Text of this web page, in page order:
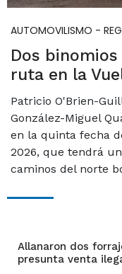
AUTOMOVILISMO -
Dos
ruta en la
Patricio O'Brien-
González-Miguel
en la quinta fecha
2026, que tendrá
caminos del norte
Allanaron dos
presunta venta